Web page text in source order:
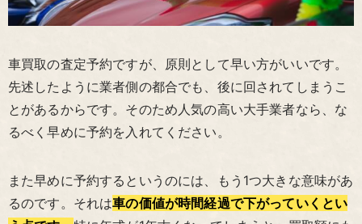
車買取の査定予約ですが、原則として早い方がいいです。
先述したように業者側の都合でも、後に回されてしまうこ
とがあるからです。そのため人気の高い大手業者なら、な
るべく早めに予約を入れてください。
また早めに予約するというのには、もう1つ大きな意味があ
るのです。それは車の価値が時間経過で下がっていくとい